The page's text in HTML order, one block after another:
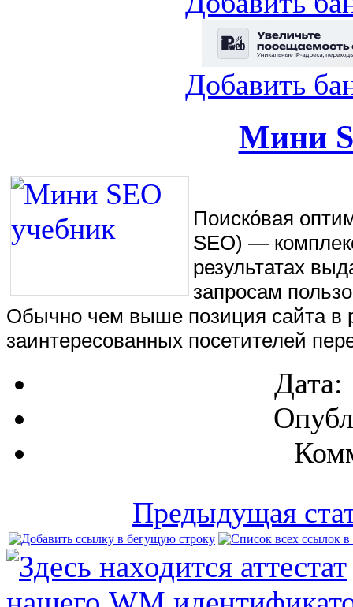
Добавить
Мини
Поиско́вая
SEO) —
результатах
запросам
Обычно чем выше позиция сайта в
заинтересованных посетителей
Дата:
Предыдущая